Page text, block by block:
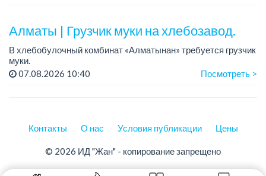
Алматы | Грузчик муки на хлебозавод.
В хлебобулочный комбинат «Алматынан» требуется грузчик
муки.
График работы: 5/2, с 09.00 до 18.00.
07.08.2026 10:40 Посмотреть >
Контакты О нас Условия публикации Цены
© 2026 ИД "Жан" - копирование запрещено